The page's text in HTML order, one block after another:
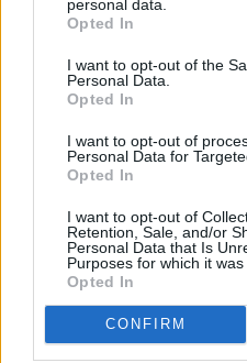
personal data.
Opted In
I want to opt-out of the
Personal Data.
Opted In
I want to opt-out of
Personal Data for
Opted In
I want to opt-out of
Retention, Sale, and/or
Personal Data that Is
Purposes for which it was
Opted In
CONFIRM
El Memorial Ramón
evento de interés
desarrolla en el marco de
torno a la práctica del
el apartado de la
evento no oficial, y
las federativas.
El Memorial Ramón
este nombre en 1984, en
24 Horas de Baloncesto.